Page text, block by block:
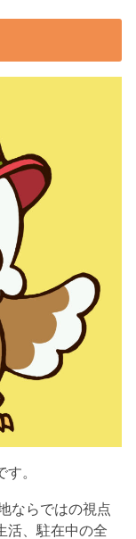
。
ならではの視点
活、駐在中の全